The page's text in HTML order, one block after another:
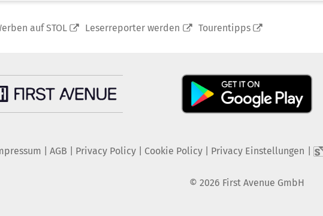
auf STOL Leserreporter werden Tourentipps
AGB Privacy Policy| Cookie Policy| Privacy Einstellungen
© 2026 First Avenue GmbH